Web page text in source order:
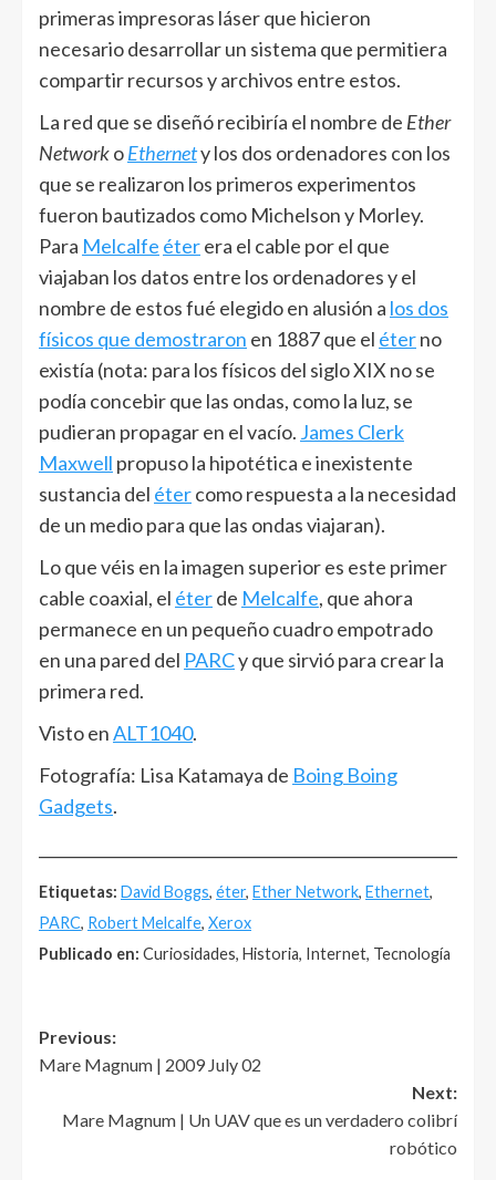
primeras impresoras láser que hicieron
necesario desarrollar un sistema que permitiera
compartir recursos y archivos entre estos.
La red que se diseñó recibiría el nombre de Ether
NetworkoEthernety los dos ordenadores con los
que se realizaron los primeros experimentos
fueron bautizados como Michelson y Morley.
Para Melcalfe éterera el cable por el que
viajaban los datos entre los ordenadores y el
nombre de estos fué elegido en alusión a los dos
físicos que demostraron en 1887 que el éterno
existía (nota: para los físicos del siglo XIX no se
podía concebir que las ondas, como la luz, se
pudieran propagar en el vacío. James Clerk
Maxwell propuso la hipotética e inexistente
sustancia del étercomo respuesta a la necesidad
de un medio para que las ondas viajaran).
Lo que véis en la imagen superior es este primer
cable coaxial, el éterde Melcalfe, que ahora
permanece en un pequeño cuadro empotrado
en una pared del PARCy que sirvió para crear la
primera red.
Visto enALT1040.
Fotografía: Lisa Katamaya de Boing Boing
Gadgets.
Etiquetas: David Boggs, éter, Ether Network, Ethernet,
PARC, Robert Melcalfe, Xerox
Publicado en: Curiosidades, Historia, Internet, Tecnología
Post
navigation
Previous:
Mare Magnum | 2009 July 02
Next:
Mare Magnum | Un UAV que es un verdadero colibrí
robótico